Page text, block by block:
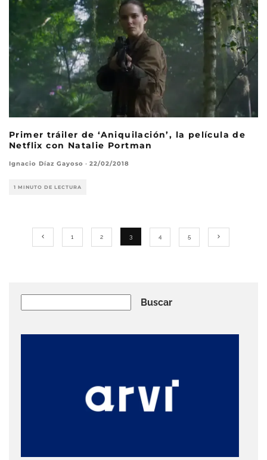
Primer tráiler de ‘Aniquilación’, la película de
Netflix con Natalie Portman
Ignacio Díaz Gayoso · 22/02/2018
1 MINUTO DE LECTURA
1 2 3 4 5
Buscar